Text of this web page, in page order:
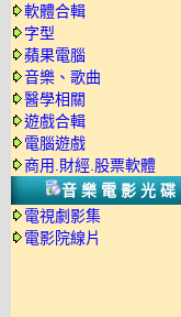
軟體合輯
字型
蘋果電腦
音樂、歌曲
醫學相關
遊戲合輯
電腦遊戲
商用.財經.股票軟體
音樂電影光碟
電視劇影集
電影院線片